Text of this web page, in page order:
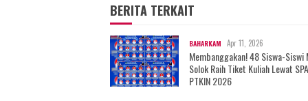
BERITA TERKAIT
BAHARKAM Apr 11, 2026
Membanggakan! 48 Siswa-Siswi
Solok Raih Tiket Kuliah Lewat
PTKIN 2026